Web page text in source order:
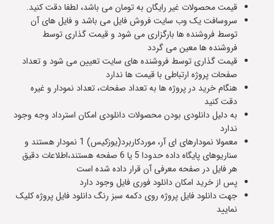
قیمت محصولات غیر رایگان به تومان می باشد، لطفا دقت کنید.
سروسافت یک وب سایت فروش فایل می باشد و فایل های آن
توسط فروشنده ها بارگزاری می شود و قیمت گذاری توسط
فروشنده ها معین می گردد
قیمت گذاری توسط فروشنده های سایت تعیین می شود و تعداد
صفحات پروژه ارتباطی با قیمت ها ندارد
هنگام خرید در پروژه ها به تعداد صفحات، تعداد نمودار و غیره
دقت کنید
به دلیل دانلودی بودن محصولات دانلودی امکان استرداد وجه وجود
ندارد
معمولا نمودارهای ای آر، موردکاربرد(یوزکیس) 1 نمودار هستند و
سناریوهای پایگاه داده حدودا 5 یا 6 صفحه هستند،اطلاعات دقیق
هر فایل در صفحه معرفی آن قرار داده شده است
پس از خرید امکان دانلود فوری فایل وجود دارد
جهت دانلود فایل پروژه روی دکمه سبز رنگ دانلود فایل پروژه کلیک
نمایید